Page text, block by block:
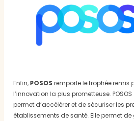
Enfin, POSOS remporte le trophée remis
l’innovation la plus prometteuse.
permet d’accélérer et de sécuriser les
établissements de santé. Elle permet